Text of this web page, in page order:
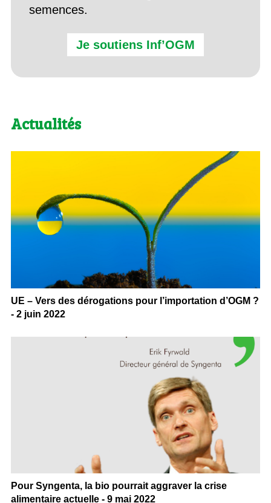
semences.
Je soutiens Inf’OGM
Actualités
UE – Vers des dérogations pour l’importation d’OGM ?
- 2 juin 2022
Pour Syngenta, la bio pourrait aggraver la crise
alimentaire actuelle - 9 mai 2022